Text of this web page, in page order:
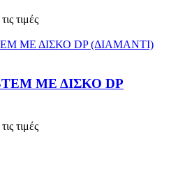
τιμές
ΜΕ ΔΙΣΚΟ DP
τιμές